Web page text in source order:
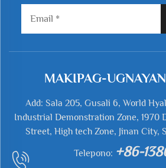
MAKIPAG-
Add: Sala 205, Gusali 6, World
Industrial Demonstration Zone, 1970
Street, High tech Zone, Jinan City,
Telepono: +86-